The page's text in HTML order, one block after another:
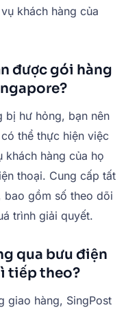
khách hàng của
được gói hàng
bị hư hỏng, bạn nên
thể thực hiện việc
khách hàng của họ
thoại. Cung cấp tất
bao gồm số theo dõi
trình giải quyết.
qua bưu điện
tiếp theo?
giao hàng, SingPost